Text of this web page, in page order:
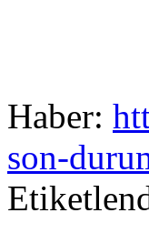
Haber:
son-